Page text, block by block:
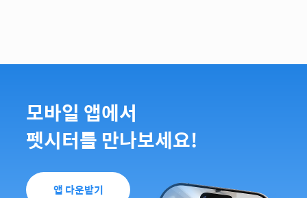
모바일 앱에서
펫시터를 만나보세요!
앱 다운받기